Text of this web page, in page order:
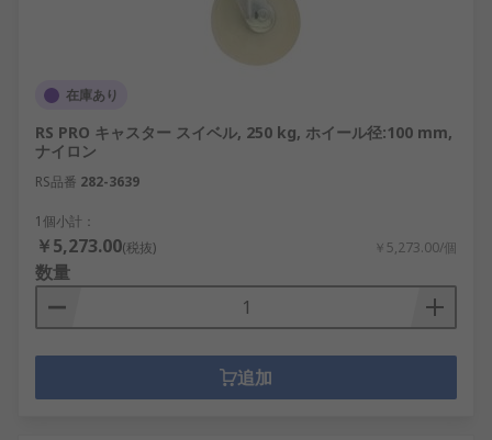
在庫あり
RS PRO キャスター スイベル, 250 kg, ホイール径:100 mm,
ナイロン
RS品番 282-3639
1個小計：
￥5,273.00(税抜) ￥5,273.00/個
数量
追加